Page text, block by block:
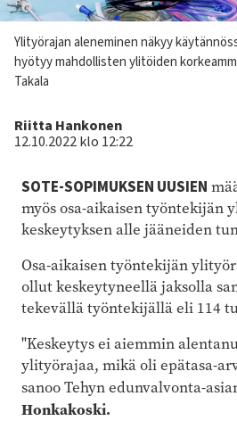
Kuvateksti
Ylityörajan aleneminen näkyy
hyötyy mahdollisten ylitöiden
Takala
Kirjoittaja
Riitta Hankonen
12.10.2022 klo 12:22
SOTE-SOPIMUKSEN UUSIEN
myös osa-aikaisentyöntekijän
keskeytyksen alle jääneiden
Osa-aikaisen työntekijän
ollut keskeytyneellä jaksolla
tekevällä työntekijällä eli 114
"Keskeytys ei aiemmin
ylityörajaa, mikä oli epätasa-
sanoo Tehyn edunvalvonta-
Honkakoski.